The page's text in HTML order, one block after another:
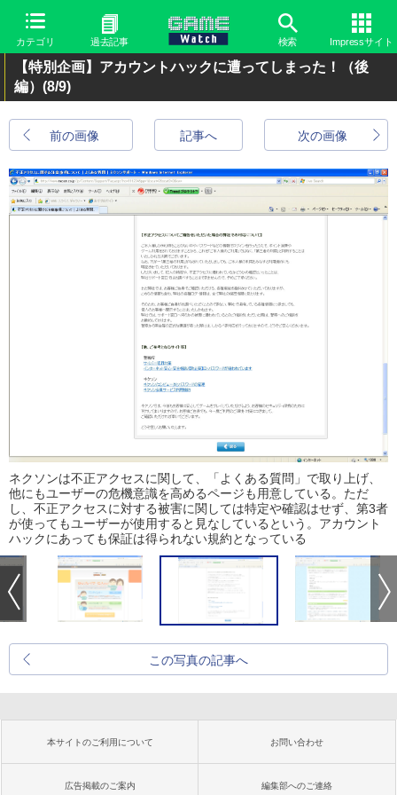
カテゴリ 過去記事 検索 Impressサイト
【特別企画】アカウントハックに遭ってしまった！（後
編） (8/9)
前の画像 次の画像
記事へ
ネクソンは不正アクセスに関して、「よくある質問」で取り上げ、
他にもユーザーの危機意識を高めるページも用意している。ただ
し、不正アクセスに対する被害に関しては特定や確認はせず、第3者
が使ってもユーザーが使用すると見なしているという。アカウント
ハックにあっても保証は得られない規約となっている
この写真の記事へ
本サイトのご利用について お問い合わせ
広告掲載のご案内 編集部へのご連絡